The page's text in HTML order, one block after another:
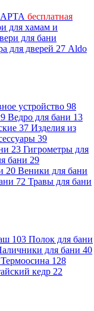
АРТА бесплатная
для хамам и
для бани
для дверей 27 Aldo
устройство 98
Ведро для бани 13
37 Изделия из
39
23 Гигрометры для
бани 29
20 Веники для бани
72 Травы для бани
103 Полок для бани
для бани 40
Термоосина 128
кедр 22